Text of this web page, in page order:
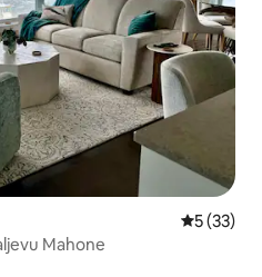
Prosječna
5 (33)
Mahone